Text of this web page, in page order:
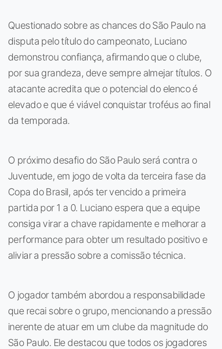
Questionado sobre as chances do São Paulo na
disputa pelo título do campeonato, Luciano
demonstrou confiança, afirmando que o clube,
por sua grandeza, deve sempre almejar títulos. O
atacante acredita que o potencial do elenco é
elevado e que é viável conquistar troféus ao final
da temporada.
O próximo desafio do São Paulo será contra o
Juventude, em jogo de volta da terceira fase da
Copa do Brasil, após ter vencido a primeira
partida por 1 a 0. Luciano espera que a equipe
consiga virar a chave rapidamente e melhorar a
performance para obter um resultado positivo e
aliviar a pressão sobre a comissão técnica.
O jogador também abordou a responsabilidade
que recai sobre o grupo, mencionando a pressão
inerente de atuar em um clube da magnitude do
São Paulo. Ele destacou que todos os jogadores